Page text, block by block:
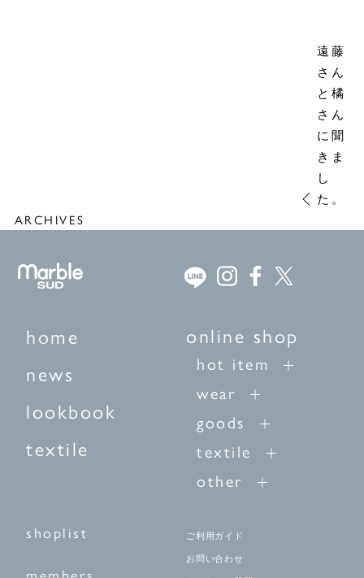
遠藤
さん
と橘
さん
に聞
きま
し
た。
ARCHIVES
home
news
lookbook
textile
online shop
hot item
wear
goods
textile
other
shoplist ご利用ガイド
お問い合わせ